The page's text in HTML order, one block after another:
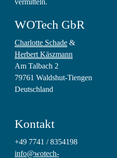
WOTech GbR
Charlotte Schade &
Herbert Käszmann
Am Talbach 2
79761 Waldshut-Tiengen
Deutschland
Kontakt
+49 7741 / 8354198
info@wotech-